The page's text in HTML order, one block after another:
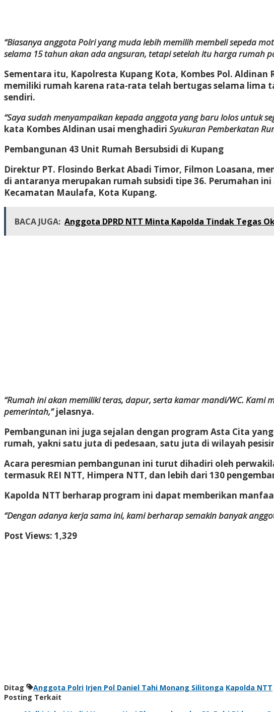
“Biasanya anggota Polri yang muda lebih memilih membeli sepeda
selama 15 tahun akan ada angsuran, tetapi setelah itu harga rumah
Sementara itu, Kapolresta Kupang Kota, Kombes Pol.
memiliki rumah karena rata-rata telah bertugas selama lima
sendiri.
“Saya sudah menyampaikan kepada anggota yang baru lolos untuk
kata Kombes Aldinan usai menghadiri Syukuran Pemberkatan
Pembangunan 43 Unit Rumah Bersubsidi di Kupang
Direktur PT. Flosindo Berkat Abadi Timor, Filmon Loasana,
di antaranya merupakan rumah subsidi tipe 36. Perumahan
Kecamatan Maulafa, Kota Kupang.
BACA JUGA: Anggota DPRD NTT Minta Kapolda Tindak Tegas
“Rumah ini akan memiliki teras, dapur, serta kamar mandi/WC.
pemerintah,”jelasnya.
Pembangunan ini juga sejalan dengan program Asta Cita
rumah, yakni satu juta di pedesaan, satu juta di wilayah
Acara peresmian pembangunan ini turut dihadiri oleh
termasuk REI NTT, Himpera NTT, dan lebih dari 130
Kapolda NTT berharap program ini dapat memberikan
“Dengan adanya kerja sama ini, kami berharap semakin banyak
Post Views: 1,329
Ditag Anggota Polri Irjen Pol Daniel Tahi Monang Silitonga Kapolda NTT
Posting Terkait